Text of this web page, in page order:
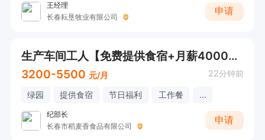
王经理
长春耘垦牧业有限公司
申请
生产车间工人【免费提供食宿+月薪4000+】
3200-5500 元/月 22分钟前
绿园 提供食宿 节日福利 工作餐 ...
纪部长
长春市稻麦香食品有限公司
申请